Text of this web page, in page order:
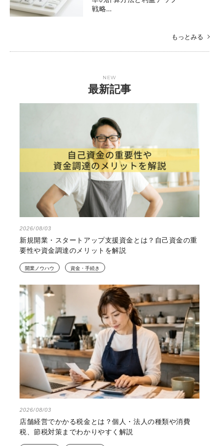
戦略…
もっとみる
NEW
最新記事
2026/08/03
新規開業・スタートアップ支援資金とは？自己資金の重
要性や資金調達のメリットを解説
開業ノウハウ 資金・手続き
2026/08/03
店舗経営でかかる税金とは？個人・法人の種類や消費
税、節税対策までわかりやすく解説